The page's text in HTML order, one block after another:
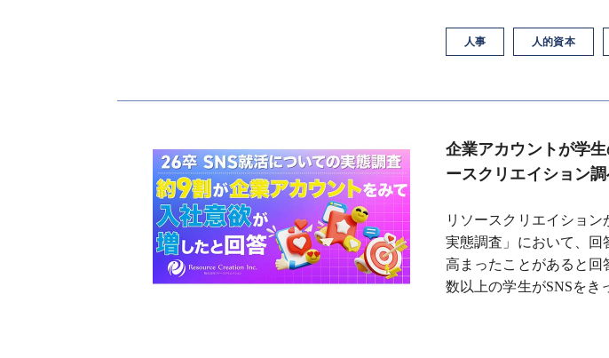
人事 人的資本
企業アカウントが学
ースクリエイション調
リソースクリエイショ
実態調査」において、回
高まったことがあると回
数以上の学生がSNSをき